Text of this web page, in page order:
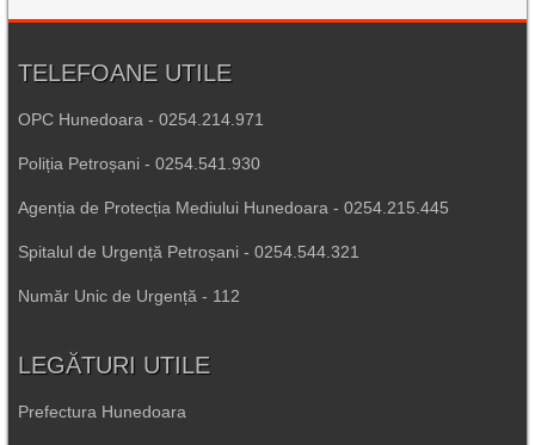
TELEFOANE UTILE
OPC Hunedoara - 0254.214.971
Poliția Petroșani - 0254.541.930
Agenția de Protecția Mediului Hunedoara - 0254.215.445
Spitalul de Urgență Petroșani - 0254.544.321
Număr Unic de Urgență - 112
LEGĂTURI UTILE
Prefectura Hunedoara